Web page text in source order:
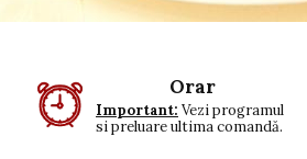
Orar
Important: Vezi programul
si preluare ultima comandă.